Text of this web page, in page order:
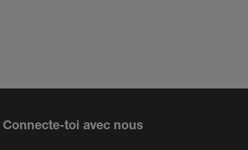
Connecte-toi avec nous